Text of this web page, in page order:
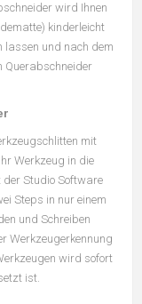
wird Ihnen
kinderleicht
lassen und nach dem
Querabschneider
mit
Werkzeug in die
der Studio Software
Steps in nur einem
und Schreiben
Werkzeugerkennung
wird sofort
ist.